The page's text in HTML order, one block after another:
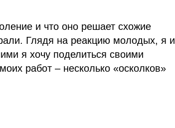
и что оно решает схожие
Глядя на реакцию молодых, я и
я хочу поделиться своими
работ – несколько «осколков»